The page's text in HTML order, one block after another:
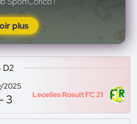
plus
D2
2025
- 3 Lecelles Rosult FC 21